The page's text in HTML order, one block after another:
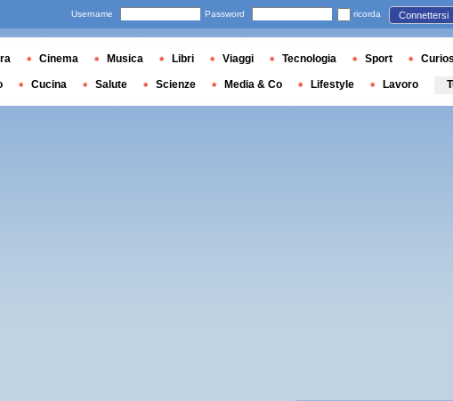
Username Password ricorda Connettersi
Cinema Musica Libri Viaggi Tecnologia Sport
Cucina Salute Scienze Media & Co Lifestyle Lavoro